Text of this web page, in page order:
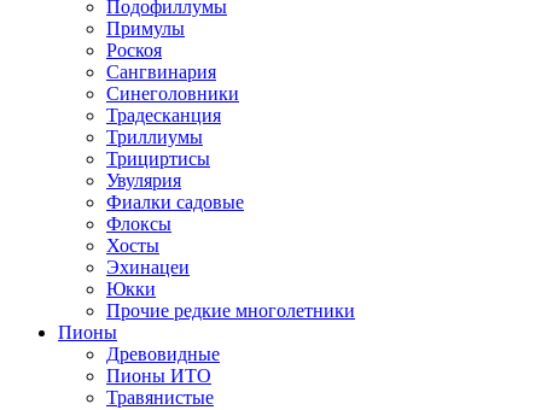
Подофиллумы
Примулы
Роскоя
Сангвинария
Синеголовники
Традесканция
Триллиумы
Трициртисы
Увулярия
Фиалки садовые
Флоксы
Хосты
Эхинацеи
Юкки
Прочие редкие многолетники
Пионы
Древовидные
Пионы ИТО
Травянистые